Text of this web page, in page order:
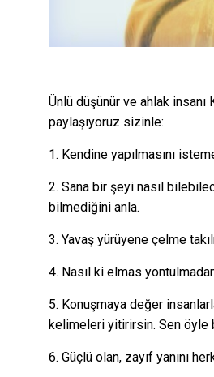
Ünlü düşünür ve ahlak
paylaşıyoruz sizinle:
1. Kendine yapılmasını
2. Sana bir şeyi nasıl
bilmediğini anla.
3. Yavaş yürüyene çelme
4. Nasıl ki elmas
5. Konuşmaya değer
kelimeleri yitirirsin. Sen öyle
6. Güçlü olan, zayıf yanını